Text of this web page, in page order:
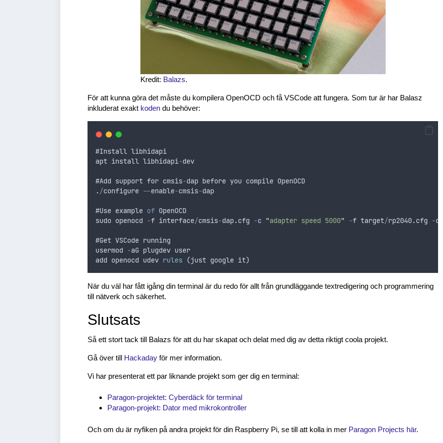
Kredit: Balazs.
För att kunna göra det måste du kompilera OpenOCD och få VSCode att fungera. Som tur är har Balasz
inkluderat exakt koden du behöver:
#Install libhidapi
apt install libhidapi-dev
#Add support for cmsis-dap before you compile OpenOCD
. /configure --enable-cmsis-dap
#Use example of OpenOCD
sudo openocd -f interface/cmsis-dap.cfg -c "adapter speed 5000" -f target/rp2040.cfg -c
#Get VSCode running
usermod
-aG plugdev user
add openocd udev rules (just google it)
När du väl har fått igång din terminal är du redo för allt från grundläggande textredigering och programmering
till nätverk och säkerhet.
Slutsats
Så ett stort tack till Balazs för att du har skapat och delat med dig av detta riktigt coola projekt.
Gå över till Hackaday för mer information.
Vi har presenterat ett par liknande projekt som ger dig en terminal:
Paragon-projektet: Cyberdäck för terminal
Paragon-projekt: Dator med mikrokontroller
Och om du är nyfiken på andra projekt för din Raspberry Pi, se till att kolla in mer Paragon Projects här.